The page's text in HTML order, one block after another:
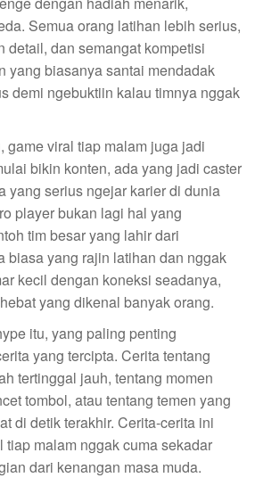
Semua orang latihan lebih serius,
detail, dan semangat kompetisi
yang biasanya santai mendadak
demi ngebuktiin kalau timnya nggak
game viral tiap malam juga jadi
bikin konten, ada yang jadi caster
yang serius ngejar karier di dunia
player bukan lagi hal yang
tim besar yang lahir dari
biasa yang rajin latihan dan nggak
kecil dengan koneksi seadanya,
yang dikenal banyak orang.
itu, yang paling penting
yang tercipta. Cerita tentang
tertinggal jauh, tentang momen
tombol, atau tentang temen yang
di detik terakhir. Cerita-cerita ini
malam nggak cuma sekadar
dari kenangan masa muda.